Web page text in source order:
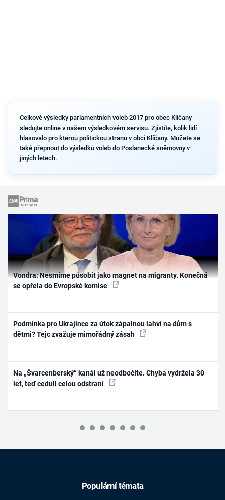
Celkové výsledky parlamentních voleb 2017 pro obec Klíčany
sledujte online v našem výsledkovém servisu. Zjistíte, kolik lidí
hlasovalo pro kterou politickou stranu v obci Klíčany. Můžete se
také přepnout do výsledků voleb do Poslanecké sněmovny v
jiných letech.
Vondra: Nesmíme působit jako magnet na migranty. Konečná
se opřela do Evropské komise
Podmínka pro Ukrajince za útok zápalnou lahví na dům s
dětmi? Tejc zvažuje mimořádný zásah
Na „Švarcenberský“ kanál už neodbočíte. Chyba vydržela 30
let, teď ceduli celou odstraní
Populární témata